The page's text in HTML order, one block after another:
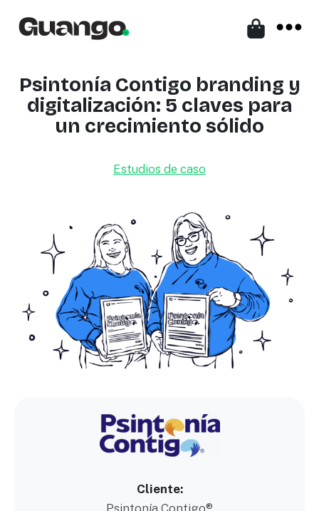
Psintonía Contigo branding y
digitalización: 5 claves para
un crecimiento sólido
Estudios de caso
Cliente:
Psintonía Contigo®